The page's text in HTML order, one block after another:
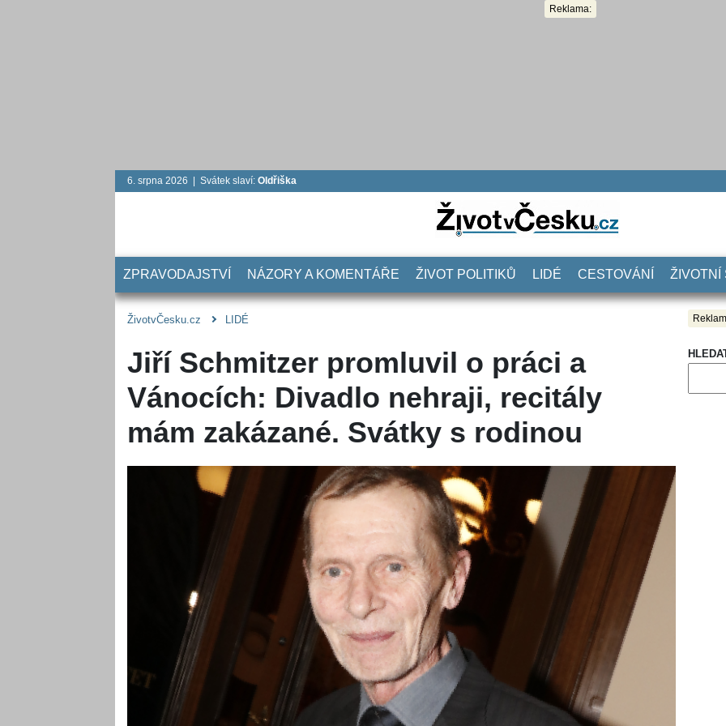
Reklama:
6. srpna 2026 | Svátek slaví: Oldřiška
ZPRAVODAJSTVÍ NÁZORY A KOMENTÁŘE ŽIVOT POLITIKŮ LIDÉ CESTOVÁNÍ ŽIVOTNÍ
ŽivotvČesku.cz LIDÉ
Jiří Schmitzer promluvil o práci a
Vánocích: Divadlo nehraji, recitály
mám zakázané. Svátky s rodinou